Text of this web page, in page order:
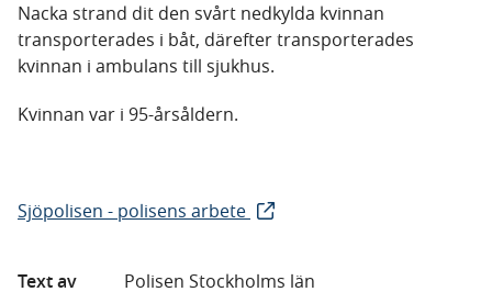
Nacka strand dit den svårt nedkylda kvinnan
transporterades i båt, därefter transporterades
kvinnan i ambulans till sjukhus.
Kvinnan var i 95-årsåldern.
Sjöpolisen - polisens arbete
Text av
Polisen Stockholms län